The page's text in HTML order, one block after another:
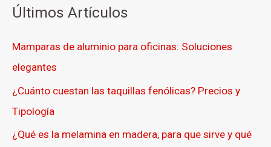
Últimos Artículos
Mamparas de aluminio para oficinas: Soluciones
elegantes
¿Cuánto cuestan las taquillas fenólicas? Precios y
Tipología
¿Qué es la melamina en madera, para que sirve y qué